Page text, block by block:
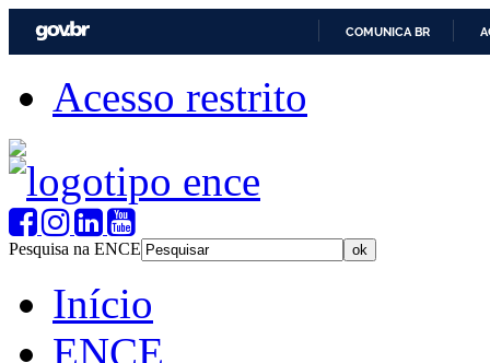
COMUNICA BR
Acesso restrito
Pesquisa na ENCE
Início
ENCE